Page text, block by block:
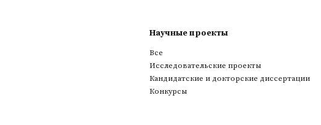
Научные проекты
Все
Исследовательские проекты
Кандидатские и докторские диссертации
Конкурсы